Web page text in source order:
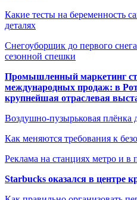
Какие тесты на беременность
деталях
Снегоуборщик до первого
сезонной спешки
Промышленный маркетинг
международных продаж: в
крупнейшая отраслевая
Воздушно-пузырьковая плёнка
Как меняются требования к
Реклама на станциях метро и в
Starbucks оказался в центре